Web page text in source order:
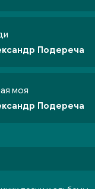
Подереча
моя
Подереча